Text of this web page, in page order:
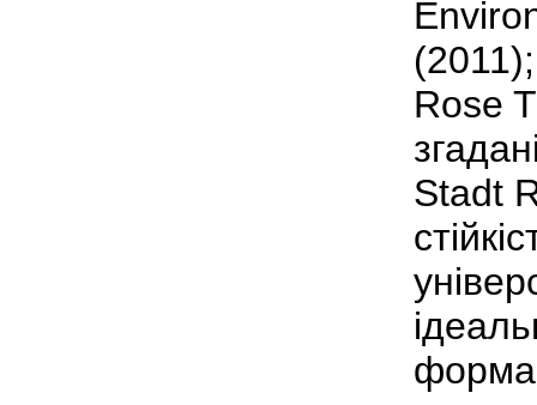
Rose
Stadt